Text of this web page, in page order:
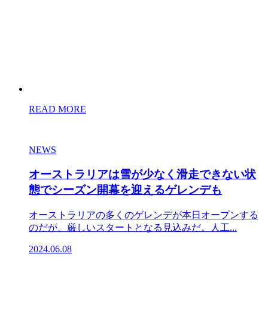
READ MORE
NEWS
オーストラリアは雪が少なく滑走できない状
態でシーズン開幕を迎えるゲレンデも
オーストラリアの多くのゲレンデが本日オープンする
のだが、厳しいスタートとなる見込みだ。人工...
2024.06.08